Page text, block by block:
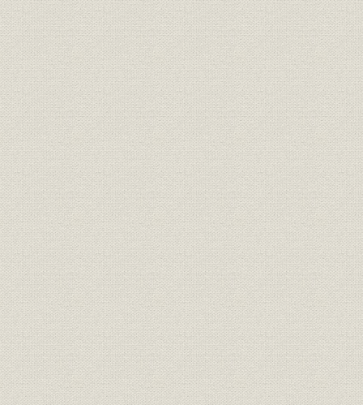
II 銑鋼一貫体制の確立
III 不況に強い製鉄所
第4節 新しい市場の追求
I 国内販売体制の整備
II 市場に立脚した新製品開発
III 輸出の拡大
第5節 鉄鉱石安定供給源の確保
I 豪州鉱石の開発
II 鉱石専用船の増船と大型化
第6節 操業技術の飛躍的向上
I 製銑技術
II 製鋼技術